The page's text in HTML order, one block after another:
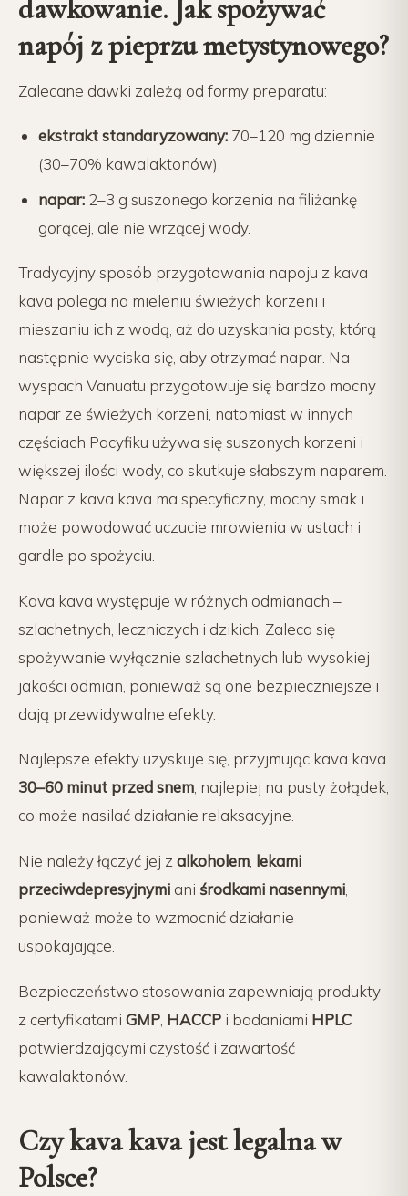
dawkowanie. Jak spożywać
napój z pieprzu metystynowego?
Zalecane dawki zależą od formy preparatu:
ekstrakt standaryzowany: 70–120 mg dziennie
(30–70% kawalaktonów),
napar: 2–3 g suszonego korzenia na filiżankę
gorącej, ale nie wrzącej wody.
Tradycyjny sposób przygotowania napoju z kava
kava polega na mieleniu świeżych korzeni i
mieszaniu ich z wodą, aż do uzyskania pasty, którą
następnie wyciska się, aby otrzymać napar. Na
wyspach Vanuatu przygotowuje się bardzo mocny
napar ze świeżych korzeni, natomiast w innych
częściach Pacyfiku używa się suszonych korzeni i
większej ilości wody, co skutkuje słabszym naparem.
Napar z kava kava ma specyficzny, mocny smak i
może powodować uczucie mrowienia w ustach i
gardle po spożyciu.
Kava kava występuje w różnych odmianach –
szlachetnych, leczniczych i dzikich. Zaleca się
spożywanie wyłącznie szlachetnych lub wysokiej
jakości odmian, ponieważ są one bezpieczniejsze i
dają przewidywalne efekty.
Najlepsze efekty uzyskuje się, przyjmując kava kava
30–60 minut przed snem, najlepiej na pusty żołądek,
co może nasilać działanie relaksacyjne.
Nie należy łączyć jej z alkoholem lekami
przeciwdepresyjnymi ani środkami nasennymi
ponieważ może to wzmocnić działanie
uspokajające.
Bezpieczeństwo stosowania zapewniają produkty
z certyfikatami GMP HACCP i badaniami HPLC
potwierdzającymi czystość i zawartość
kawalaktonów.
Czy kava kava jest legalna w
Polsce?